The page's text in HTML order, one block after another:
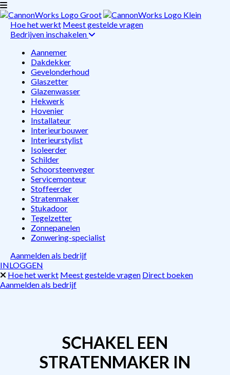
Hoe het werkt Meest gestelde vragen
Bedrijven inschakelen
Aannemer
Dakdekker
Gevelonderhoud
Glaszetter
Glazenwasser
Hekwerk
Hovenier
Installateur
Interieurbouwer
Interieurstylist
Isoleerder
Schilder
Schoorsteenveger
Servicemonteur
Stoffeerder
Stratenmaker
Stukadoor
Tegelzetter
Zonnepanelen
Zonwering-specialist
Aanmelden als bedrijf
INLOGGEN
Hoe het werkt Meest gestelde vragen Direct boeken
Aanmelden als bedrijf
SCHAKEL EEN
STRATENMAKER IN